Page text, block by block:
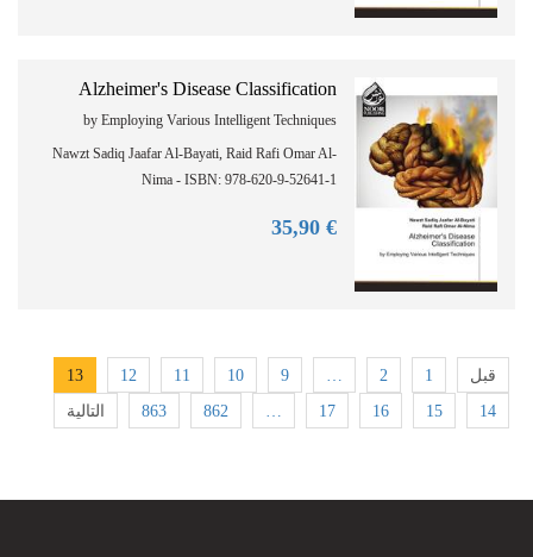
Alzheimer's Disease Classification
by Employing Various Intelligent Techniques
Nawzt Sadiq Jaafar Al-Bayati, Raid Rafi Omar Al-
Nima - ISBN: 978-620-9-52641-1
€ 35,
90
قبل 1
2
…
9
10
11
12
13
14
15
16
17
…
862
863 التالية